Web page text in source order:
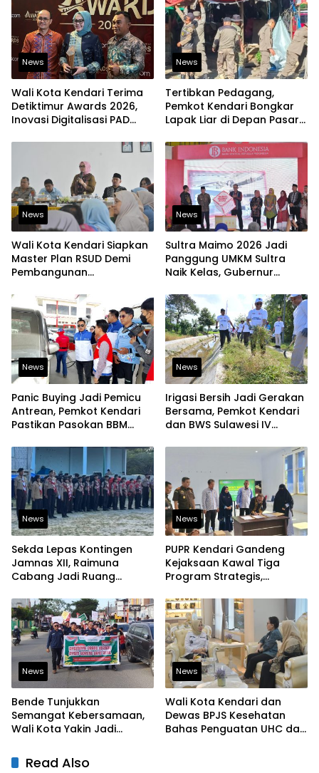
Digital
News
Wali Kota Kendari Terima
Detiktimur Awards 2026,
Inovasi Digitalisasi PAD
News
Tertibkan Pedagang,
Pemkot Kendari Bongkar
Lapak Liar di Depan Pasar
News
Wali Kota Kendari Siapkan
Master Plan RSUD Demi
Pembangunan
News
Sultra Maimo 2026 Jadi
Panggung UMKM Sultra
Naik Kelas, Gubernur
Tembus Pasar Ekspor
News
Panic Buying Jadi Pemicu
Antrean, Pemkot Kendari
Pastikan Pasokan BBM
News
Irigasi Bersih Jadi Gerakan
Bersama, Pemkot Kendari
dan BWS Sulawesi IV
Pangan
News
Sekda Lepas Kontingen
Jamnas XII, Raimuna
Cabang Jadi Ruang
dan Berjiwa Pemimpin
News
PUPR Kendari Gandeng
Kejaksaan Kawal Tiga
Program Strategis,
Bangun Infrastruktur
Berintegritas
News
Bende Tunjukkan
Semangat Kebersamaan,
Wali Kota Yakin Jadi
Lain
News
Wali Kota Kendari dan
Dewas BPJS Kesehatan
Bahas Penguatan UHC dan
Read Also